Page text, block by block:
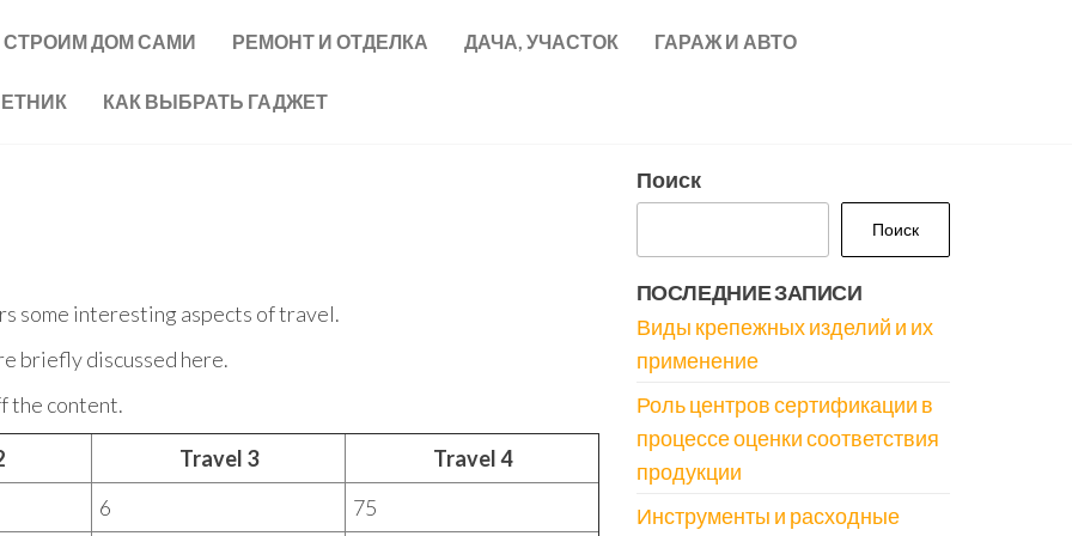
СТРОИМ ДОМ САМИ РЕМОНТ И ОТДЕЛКА ДАЧА, УЧАСТОК ГАРАЖ И АВТО
КАК ВЫБРАТЬ ГАДЖЕТ
some interesting aspects of travel.
briefly discussed here.
the content.
Travel 3
Travel 4
6
75
Поиск
Поиск
ПОСЛЕДНИЕ ЗАПИСИ
Виды крепежных изделий и их
применение
Роль центров сертификации в
процессе оценки соответствия
продукции
Инструменты и расходные